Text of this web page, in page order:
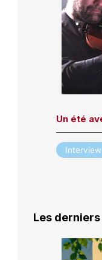
Un été
Interview
Les